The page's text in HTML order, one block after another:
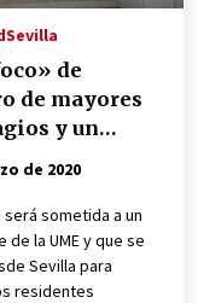
de tráfico por la
del jueves 28
Sevilla
de
de mayores
y un
de 2020
sometida a un
la UME y que se
Sevilla para
residentes